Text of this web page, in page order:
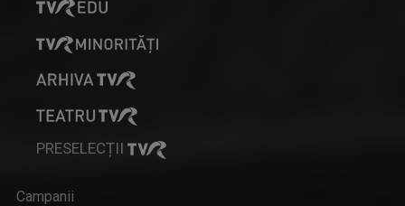
PRESELECȚII
Campanii